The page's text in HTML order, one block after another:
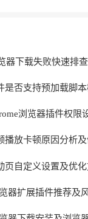
器下载失败快速排查
是否支持预加载脚
浏览器插件权限
播放卡顿原因分析
页自定义设置及优
器扩展插件推荐及